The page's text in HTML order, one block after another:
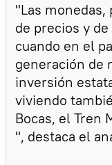
"Las
de precios y
cuando en el
generación de
inversión
viviendo
Bocas, el Tren
", destaca el